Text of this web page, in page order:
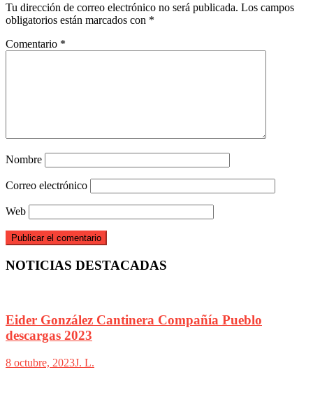
Tu dirección de correo electrónico no será publicada. Los campos
obligatorios están marcados con *
Comentario *
Nombre
Correo electrónico
Web
NOTICIAS DESTACADAS
Eider González Cantinera Compañía Pueblo
descargas 2023
8 octubre, 2023J. L.